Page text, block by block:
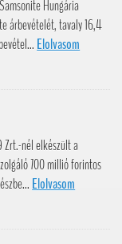
Hungária
árbevételét, tavaly 16,4
Elolvasom
Zrt.-nél elkészült a
700 millió forintos
Elolvasom